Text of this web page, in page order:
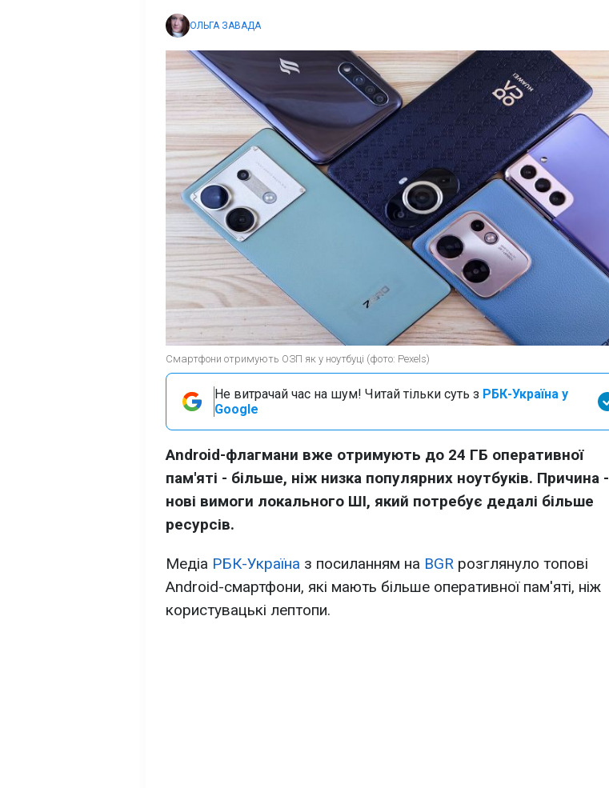
ОЛЬГА ЗАВАДА
Смартфони отримують ОЗП як у ноутбуці (фото: Pexels)
Не витрачай час на шум! Читай тільки суть з РБК-Україна у
Google
Android-флагмани вже отримують до 24 ГБ оперативної
пам'яті - більше, ніж низка популярних ноутбуків. Причина -
нові вимоги локального ШІ, який потребує дедалі більше
ресурсів.
Медіа РБК-Україна з посиланням на BGR розглянуло топові
Android-смартфони, які мають більше оперативної пам'яті, ніж
користувацькі лептопи.